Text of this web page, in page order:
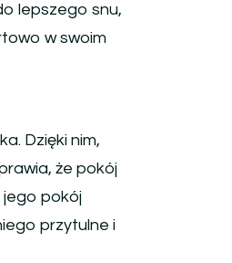
lepszego snu,
w swoim
Dzięki nim,
że pokój
jego pokój
przytulne i